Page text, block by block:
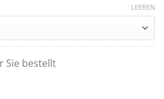
LEEREN
Sie bestellt